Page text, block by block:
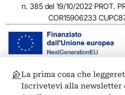
n. 385 del 19/10/2022 PROT.
COR15906233
© 2011-2026 ARTRIBUNE srl –
00186 Roma - P.I. 11381581005
La prima cosa che
Iscrivetevi alla newsletter